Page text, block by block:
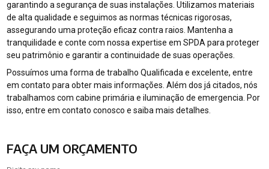
garantindo a segurança de suas instalações. Utilizamos materiais
de alta qualidade e seguimos as normas técnicas rigorosas,
assegurando uma proteção eficaz contra raios. Mantenha a
tranquilidade e conte com nossa expertise em SPDA para proteger
seu patrimônio e garantir a continuidade de suas operações.
Possuímos uma forma de trabalho Qualificada e excelente, entre
em contato para obter mais informações. Além dos já citados, nós
trabalhamos com cabine primária e iluminação de emergencia. Por
isso, entre em contato conosco e saiba mais detalhes.
FAÇA UM ORÇAMENTO